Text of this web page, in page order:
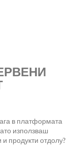
в платформата
използваш
продукти отдолу?